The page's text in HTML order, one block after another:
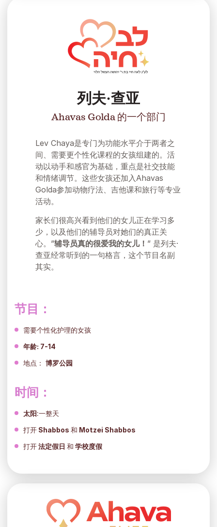
列夫·查亚
Ahavas Golda 的一个部门
Lev Chaya是专门为功能水平介于两者之
间、需要更个性化课程的女孩组建的。活
动以动手和感官为基础，重点是社交技能
和情绪调节。这些女孩还加入Ahavas
Golda参加动物疗法、吉他课和旅行等专业
活动。
家长们很高兴看到他们的女儿正在学习多
少，以及他们的辅导员对她们的真正关
心。”辅导员真的很爱我的女儿！ ” 是列夫·
查亚经常听到的一句格言，这个节目名副
其实。
节目：
需要个性化护理的女孩
年龄: 7-14
地点： 博罗公园
时间：
太阳:一整天
打开 Shabbos 和 Motzei Shabbos
打开法定假日 和 学校度假